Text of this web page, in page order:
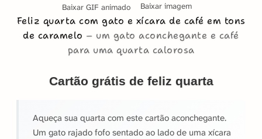
Baixar GIF animado Baixar imagem
Feliz quarta com gato e xícara de café em tons
de caramelo
um gato aconchegante e café
para uma quarta calorosa
Cartão grátis de feliz quarta
Aqueça sua quarta com este cartão aconchegante.
Um gato rajado fofo sentado ao lado de uma xícara